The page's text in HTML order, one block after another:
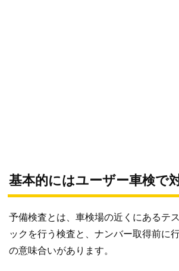
基本的にはユーザー車検で
予備検査とは、車検場の近くにあるテ
ックを行う検査と、ナンバー取得前に
の意味合いがあります。